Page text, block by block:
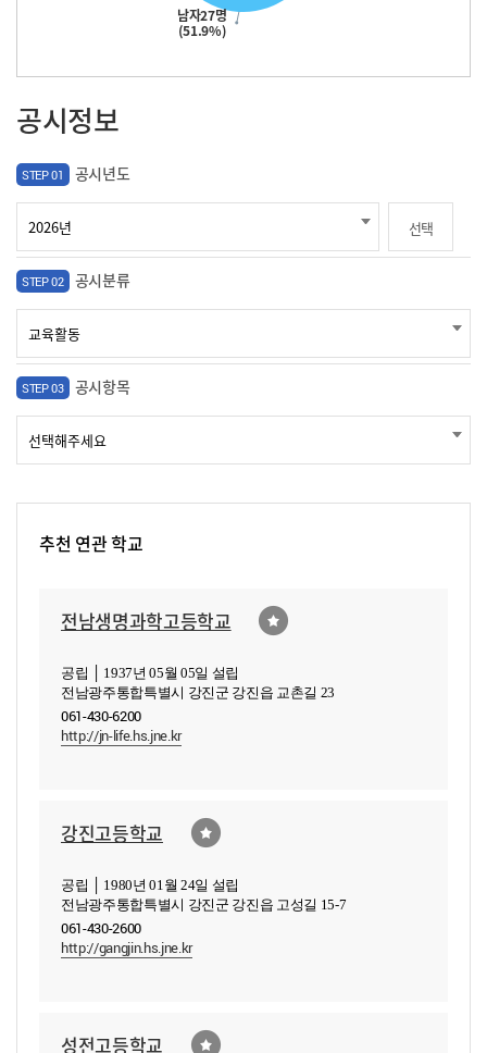
남자27명
(51.9%)
공시정보
STEP 01 공시년도
선택
STEP 02 공시분류
STEP 03 공시항목
추천 연관 학교
전남생명과학고등학교
공립 │ 1937년 05월 05일 설립
전남광주통합특별시 강진군 강진읍 교촌길 23
061-430-6200
http://jn-life.hs.jne.kr
강진고등학교
공립 │ 1980년 01월 24일 설립
전남광주통합특별시 강진군 강진읍 고성길 15-7
061-430-2600
http://gangjin.hs.jne.kr
성전고등학교